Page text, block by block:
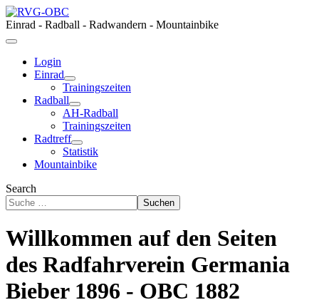
Einrad - Radball - Radwandern - Mountainbike
Login
Einrad
Trainingszeiten
Radball
AH-Radball
Trainingszeiten
Radtreff
Statistik
Mountainbike
Search
Suchen
Willkommen auf den Seiten
des Radfahrverein Germania
Bieber 1896 - OBC 1882